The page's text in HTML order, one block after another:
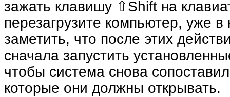
зажать клавишу ⇧Shift на
перезагрузите компьютер, уже
заметить, что после этих
сначала запустить
чтобы система снова
которые они должны открывать.